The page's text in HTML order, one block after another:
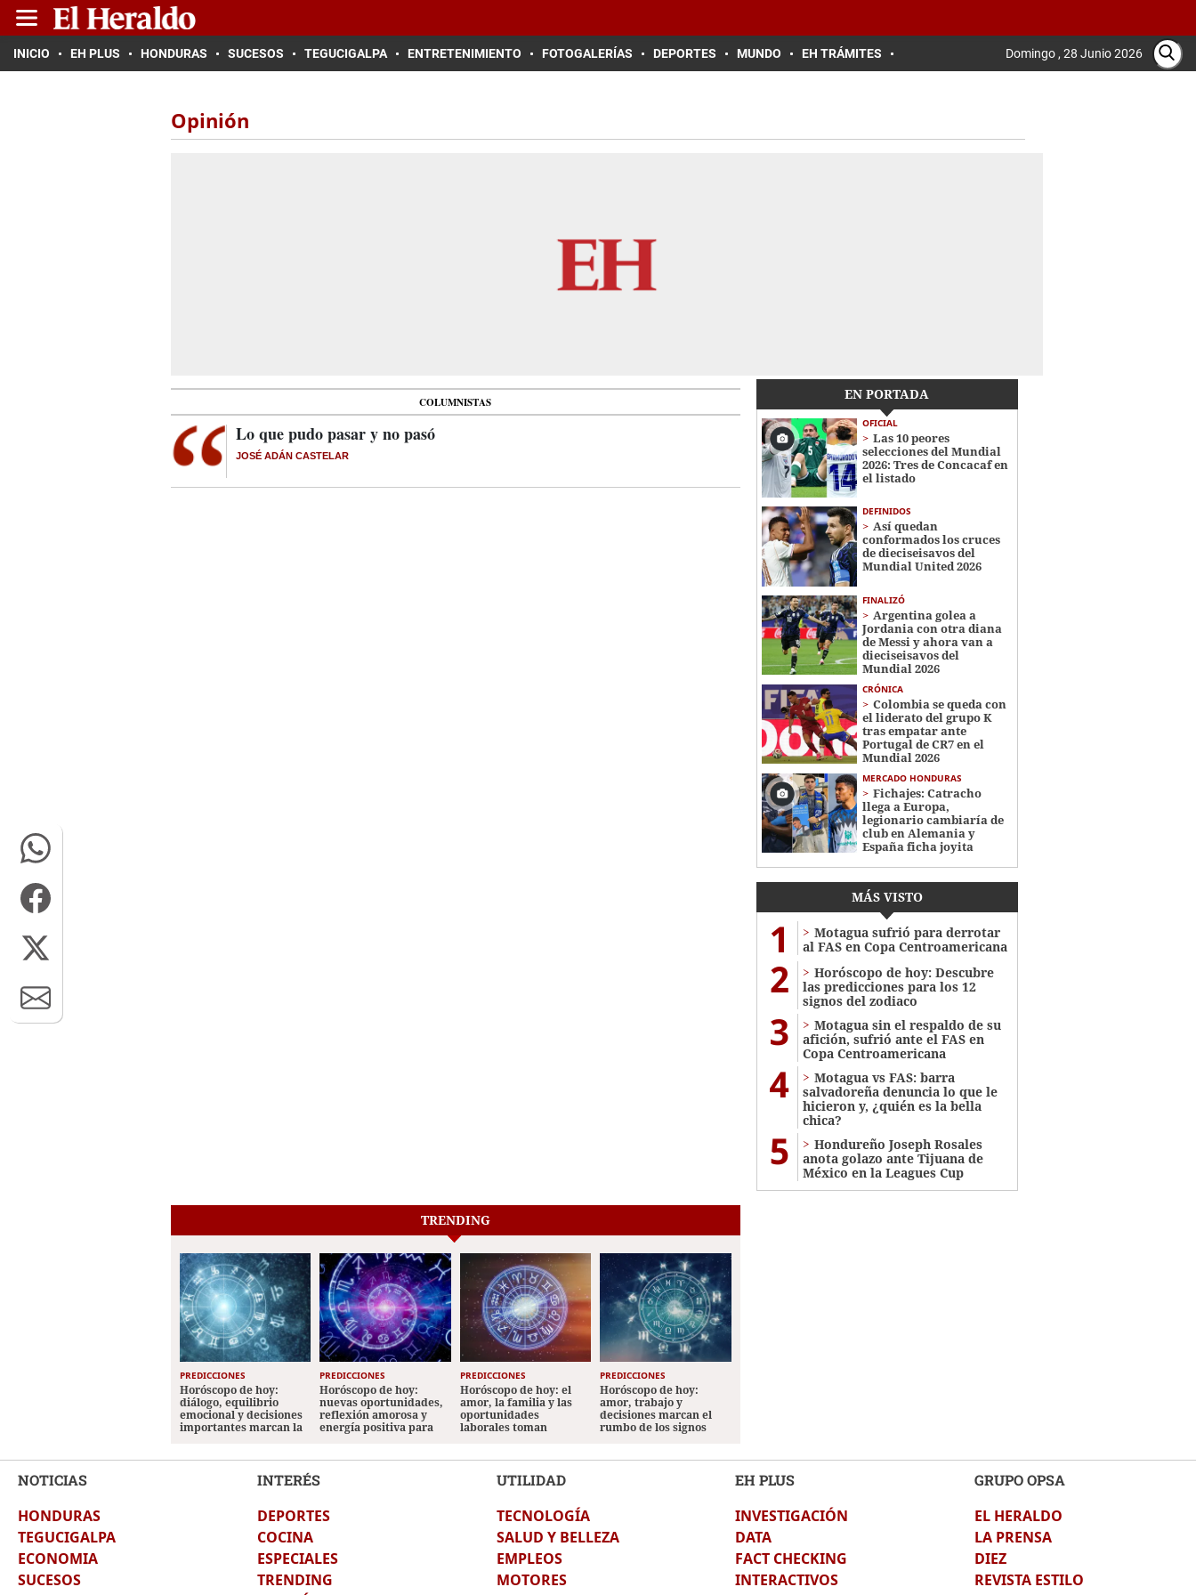
INICIO EH PLUS HONDURAS SUCESOS TEGUCIGALPA ENTRETENIMIENTO FOTOGALERÍAS DEPORTES MUNDO EH TRÁMITES Domingo , 28 Junio 2026
Opinión
COLUMNISTAS
Lo que pudo pasar y no pasó
JOSÉ ADÁN CASTELAR
EN PORTADA
OFICIAL
Las 10 peores
selecciones del Mundial
2026: Tres de Concacaf en
el listado
DEFINIDOS
Así quedan
conformados los cruces
de dieciseisavos del
Mundial United 2026
FINALIZÓ
Argentina golea a
Jordania con otra diana
de Messi y ahora van a
dieciseisavos del
Mundial 2026
CRÓNICA
Colombia se queda con
el liderato del grupo K
tras empatar ante
Portugal de CR7 en el
Mundial 2026
MERCADO HONDURAS
Fichajes: Catracho
llega a Europa,
legionario cambiaría de
club en Alemania y
España ficha joyita
MÁS VISTO
1
Motagua sufrió para derrotar
al FAS en Copa Centroamericana
2
Horóscopo de hoy: Descubre
las predicciones para los 12
signos del zodiaco
3
Motagua sin el respaldo de su
afición, sufrió ante el FAS en
Copa Centroamericana
4
Motagua vs FAS: barra
salvadoreña denuncia lo que le
hicieron y, ¿quién es la bella
chica?
5
Hondureño Joseph Rosales
anota golazo ante Tijuana de
México en la Leagues Cup
TRENDING
PREDICCIONES
Horóscopo de hoy:
diálogo, equilibrio
emocional y decisiones
importantes marcan la
PREDICCIONES
Horóscopo de hoy:
nuevas oportunidades,
reflexión amorosa y
energía positiva para
PREDICCIONES
Horóscopo de hoy: el
amor, la familia y las
oportunidades
laborales toman
PREDICCIONES
Horóscopo de hoy:
amor, trabajo y
decisiones marcan el
rumbo de los signos
NOTICIAS
HONDURAS
TEGUCIGALPA
ECONOMIA
SUCESOS
INTERÉS
DEPORTES
COCINA
ESPECIALES
TRENDING
UTILIDAD
TECNOLOGÍA
SALUD Y BELLEZA
EMPLEOS
MOTORES
EH PLUS
INVESTIGACIÓN
DATA
FACT CHECKING
INTERACTIVOS
GRUPO OPSA
EL HERALDO
LA PRENSA
DIEZ
REVISTA ESTILO